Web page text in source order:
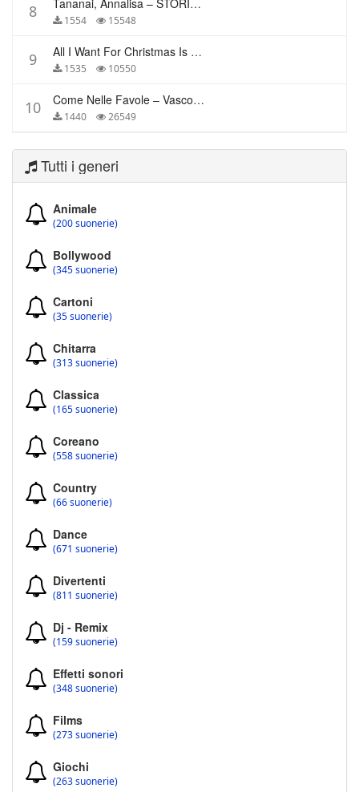
8 Tananai, Annalisa – STORIE BREVI
1554 15548
9 All I Want For Christmas Is You – Mariah Carey
1535 10550
10 Come Nelle Favole – Vasco Rossi
1440 26549
Tutti i generi
Animale
(200 suonerie)
Bollywood
(345 suonerie)
Cartoni
(35 suonerie)
Chitarra
(313 suonerie)
Classica
(165 suonerie)
Coreano
(558 suonerie)
Country
(66 suonerie)
Dance
(671 suonerie)
Divertenti
(811 suonerie)
Dj - Remix
(159 suonerie)
Effetti sonori
(348 suonerie)
Films
(273 suonerie)
Giochi
(263 suonerie)